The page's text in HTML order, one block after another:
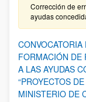
Corrección de
ayudas
FORMACIÓN DE
A LAS AYUDAS
“PROYECTOS
MINISTERIO DE